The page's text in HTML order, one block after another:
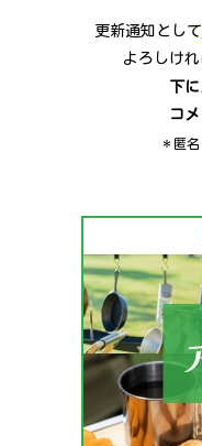
更新通知として
よろしけ
下
コ
＊匿